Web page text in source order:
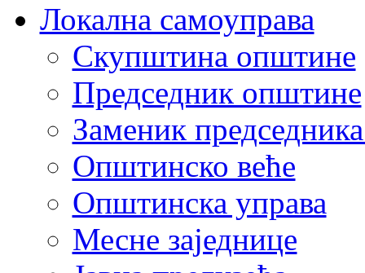
Локална самоуправа
Скупштина општинe
Председник општине
Заменик
Општинско веће
Општинска управа
Месне заједнице